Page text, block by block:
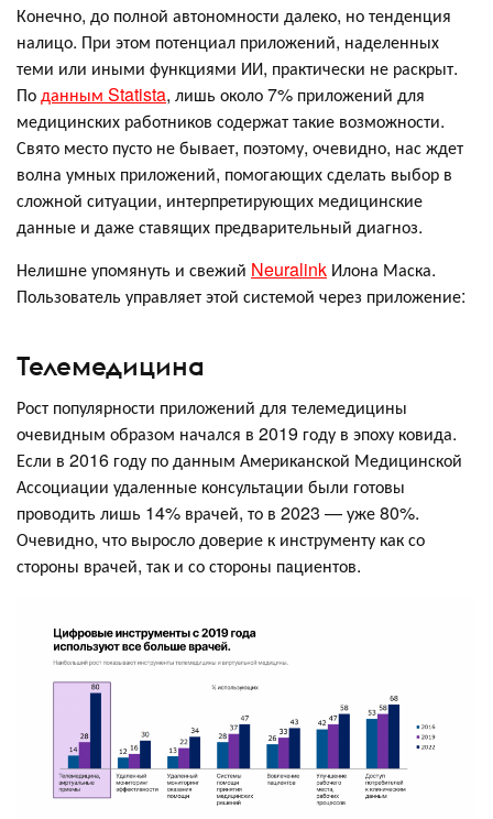
Конечно, до полной автономности далеко, но тенденция
налицо. При этом потенциал приложений, наделенных
теми или иными функциями ИИ, практически не раскрыт.
Поданным Statista, лишь около 7% приложений для
медицинских работников содержат такие возможности.
Свято место пусто не бывает, поэтому, очевидно, нас ждет
волна умных приложений, помогающих сделать выбор в
сложной ситуации, интерпретирующих медицинские
данные и даже ставящих предварительный диагноз.
Нелишне упомянуть и свежий Neuralink Илона Маска.
Пользователь управляет этой системой через приложение:
Телемедицина
Рост популярности приложений для телемедицины
очевидным образом начался в 2019 году в эпоху ковида.
Если в 2016 году по данным Американской Медицинской
Ассоциации удаленные консультации были готовы
проводить лишь 14% врачей, то в 2023 — уже 80%.
Очевидно, что выросло доверие к инструменту как со
стороны врачей, так и со стороны пациентов.